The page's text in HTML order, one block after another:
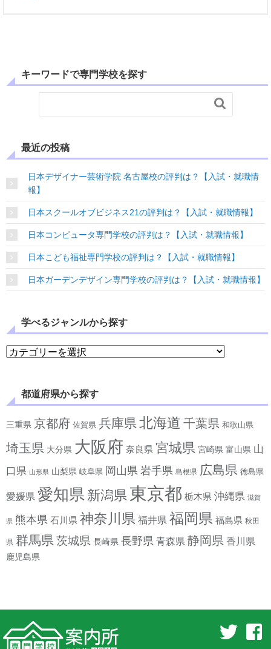
キーワードで専門学校を探す

最近の投稿
日本デザイナー芸術学院 名古屋校の評判は？【入試・就職情
報】
日本スクールオブビジネス21の評判は？【入試・就職情報】
日本コンピュータ専門学校の評判は？【入試・就職情報】
日本こども福祉専門学校の評判は？【入試・就職情報】
日本ガーデンデザイン専門学校の評判は？【入試・就職情報】
学べるジャンルから探す
学べるジャンルから探す
都道府県から探す
三重県 京都府 佐賀県 兵庫県 北海道 千葉県 和歌山県
埼玉県 大分県 大阪府 奈良県 宮城県 宮崎県 富山県 山
口県 山形県 山梨県 岐阜県 岡山県 岩手県 島根県 広島県 徳島県
愛媛県 愛知県 新潟県 東京都 栃木県 沖縄県 滋賀
県 熊本県 石川県 神奈川県 福井県 福岡県 福島県 秋田
県 群馬県 茨城県 長崎県 長野県 青森県 静岡県 香川県
鹿児島県